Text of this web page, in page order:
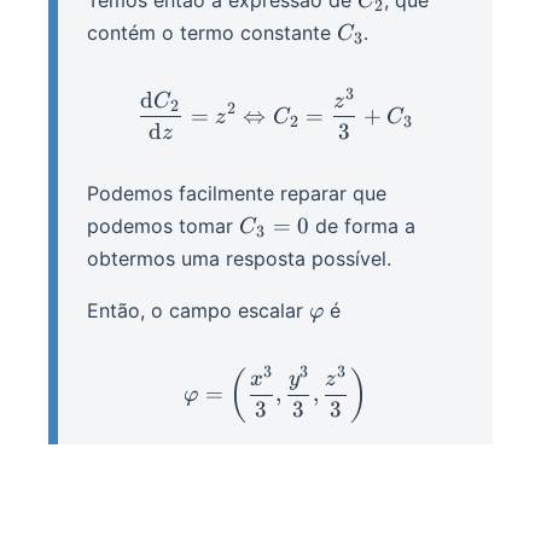
2
contém o termo constante C_3
C3.
\frac{\d C_2}{\d z} =
dz
dC2 = z2 ⇔ C2 =
3
z3
+ C3
Podemos facilmente reparar que
podemos tomar C_3
= 0
C3 = 0 de forma a
obtermos uma resposta possível.
Então, o campo escalar \varphi
φ é
\varphi =
φ = ( 3
x3
,
3
y3
,
3
z3 )